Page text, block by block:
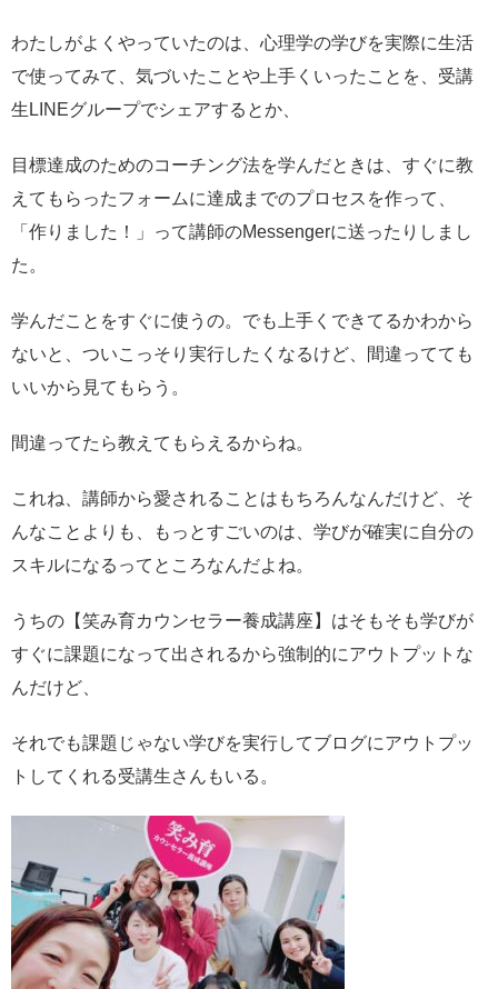
わたしがよくやっていたのは、心理学の学びを実際に生活
で使ってみて、気づいたことや上手くいったことを、受講
生LINEグループでシェアするとか、
目標達成のためのコーチング法を学んだときは、すぐに教
えてもらったフォームに達成までのプロセスを作って、
「作りました！」って講師のMessengerに送ったりしまし
た。
学んだことをすぐに使うの。でも上手くできてるかわから
ないと、ついこっそり実行したくなるけど、間違ってても
いいから見てもらう。
間違ってたら教えてもらえるからね。
これね、講師から愛されることはもちろんなんだけど、そ
んなことよりも、もっとすごいのは、学びが確実に自分の
スキルになるってところなんだよね。
うちの【笑み育カウンセラー養成講座】はそもそも学びが
すぐに課題になって出されるから強制的にアウトプットな
んだけど、
それでも課題じゃない学びを実行してブログにアウトプッ
トしてくれる受講生さんもいる。